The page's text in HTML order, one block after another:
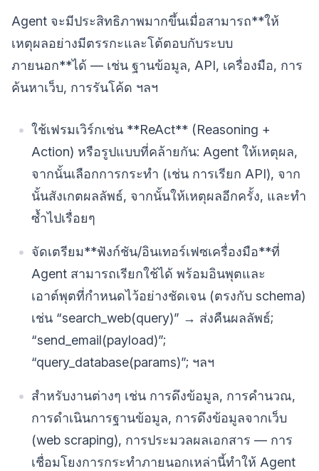
Agent จะมีประสิทธิภาพมากขึ้นเมื่อสามารถ**ให้
เหตุผลอย่างมีตรรกะและโต้ตอบกับระบบ
ภายนอก**ได้ — เช่น ฐานข้อมูล, API, เครื่องมือ, การ
ค้นหาเว็บ, การรันโค้ด ฯลฯ
ใช้เฟรมเวิร์กเช่น **ReAct** (Reasoning +
Action) หรือรูปแบบที่คล้ายกัน: Agent ให้เหตุผล,
จากนั้นเลือกการกระทำ (เช่น การเรียก API), จาก
นั้นสังเกตผลลัพธ์, จากนั้นให้เหตุผลอีกครั้ง, และทำ
ซ้ำไปเรื่อยๆ
จัดเตรียม**ฟังก์ชัน/อินเทอร์เฟซเครื่องมือ**ที่
Agent สามารถเรียกใช้ได้ พร้อมอินพุตและ
เอาต์พุตที่กำหนดไว้อย่างชัดเจน (ตรงกับ schema)
เช่น “search_web(query)” → ส่งคืนผลลัพธ์;
“send_email(payload)”;
“query_database(params)”; ฯลฯ
สำหรับงานต่างๆ เช่น การดึงข้อมูล, การคำนวณ,
การดำเนินการฐานข้อมูล, การดึงข้อมูลจากเว็บ
(web scraping), การประมวลผลเอกสาร — การ
เชื่อมโยงการกระทำภายนอกเหล่านี้ทำให้ Agent